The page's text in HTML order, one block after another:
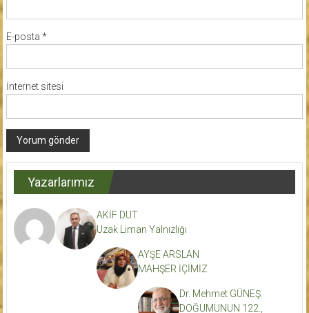
E-posta *
İnternet sitesi
Yazarlarımız
AKİF DUT
Uzak Liman Yalnızlığı
AYŞE ARSLAN
MAHŞER İÇİMİZ
Dr. Mehmet GÜNEŞ
DOĞUMUNUN 122.,